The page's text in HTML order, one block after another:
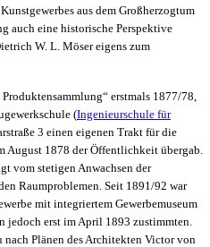
aus dem Großherzogtum
auch eine historische Perspektive
W. L. Möser eigens zum
erstmals 1877/78,
(Ingenieurschule für
3 einen eigenen Trakt für die
August 1878 der Öffentlichkeit übergab.
vom stetigen Anwachsen der
Raumproblemen. Seit 1891/92 war
mit integriertem Gewerbemuseum
jedoch erst im April 1893 zustimmten.
Plänen des Architekten Victor von